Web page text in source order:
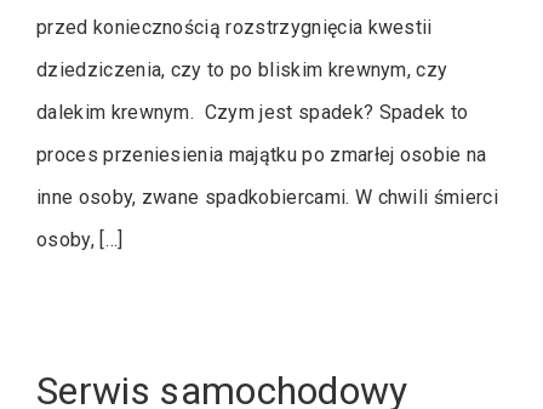
przed koniecznością rozstrzygnięcia kwestii
dziedziczenia, czy to po bliskim krewnym, czy
dalekim krewnym. Czym jest spadek? Spadek to
proces przeniesienia majątku po zmarłej osobie na
inne osoby, zwane spadkobiercami. W chwili śmierci
osoby, […]
Serwis samochodowy